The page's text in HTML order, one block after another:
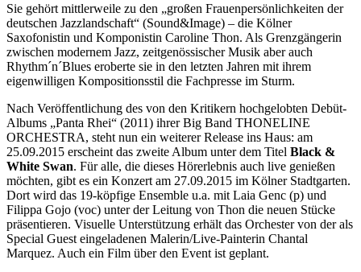
Sie gehört mittlerweile zu den „großen Frauenpersönlichkeiten der
deutschen Jazzlandschaft“ (Sound&Image) – die Kölner
Saxofonistin und Komponistin Caroline Thon. Als Grenzgängerin
zwischen modernem Jazz, zeitgenössischer Musik aber auch
Rhythm´n´Blues eroberte sie in den letzten Jahren mit ihrem
eigenwilligen Kompositionsstil die Fachpresse im Sturm.
Nach Veröffentlichung des von den Kritikern hochgelobten Debüt-
Albums „Panta Rhei“ (2011) ihrer Big Band THONELINE
ORCHESTRA, steht nun ein weiterer Release ins Haus: am
25.09.2015 erscheint das zweite Album unter dem Titel Black &
White Swan. Für alle, die dieses Hörerlebnis auch live genießen
möchten, gibt es ein Konzert am 27.09.2015 im Kölner Stadtgarten.
Dort wird das 19-köpfige Ensemble u.a. mit Laia Genc (p) und
Filippa Gojo (voc) unter der Leitung von Thon die neuen Stücke
präsentieren. Visuelle Unterstützung erhält das Orchester von der als
Special Guest eingeladenen Malerin/Live-Painterin Chantal
Marquez. Auch ein Film über den Event ist geplant.